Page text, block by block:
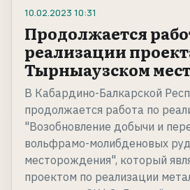
10.02.2023 10:31
Продолжается
реализации
Тырныаузском
В Кабардино-Балкарской
продолжается работа по
"Возобновление добычи и
вольфрамо-молибденовых
месторождения", который
проектом по реализации